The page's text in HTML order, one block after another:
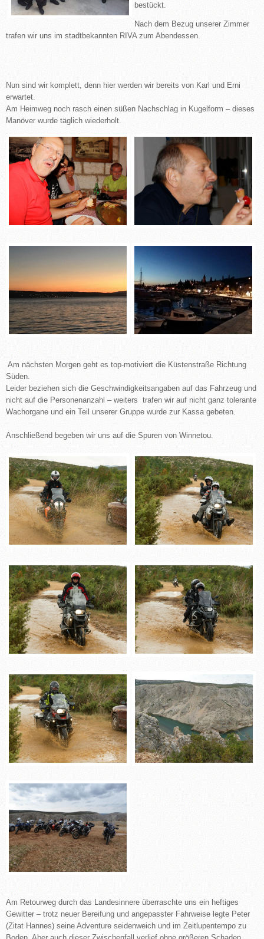
bestückt.
Nach dem Bezug unserer Zimmer
trafen wir uns im stadtbekannten RIVA zum Abendessen.
Nun sind wir komplett, denn hier werden wir bereits von Karl und Erni
erwartet.
Am Heimweg noch rasch einen süßen Nachschlag in Kugelform – dieses
Manöver wurde täglich wiederholt.
Am nächsten Morgen geht es top-motiviert die Küstenstraße Richtung
Süden.
Leider beziehen sich die Geschwindigkeitsangaben auf das Fahrzeug und
nicht auf die Personenanzahl – weiters trafen wir auf nicht ganz tolerante
Wachorgane und ein Teil unserer Gruppe wurde zur Kassa gebeten.
Anschließend begeben wir uns auf die Spuren von Winnetou.
Am Retourweg durch das Landesinnere überraschte uns ein heftiges
Gewitter – trotz neuer Bereifung und angepasster Fahrweise legte Peter
(Zitat Hannes) seine Adventure seidenweich und im Zeitlupentempo zu